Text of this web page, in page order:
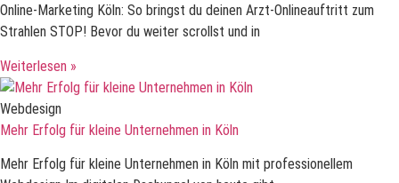
Online-Marketing Köln: So bringst du deinen Arzt-Onlineauftritt zum
Strahlen STOP! Bevor du weiter scrollst und in
Weiterlesen »
Webdesign
Mehr Erfolg für kleine Unternehmen in Köln
Mehr Erfolg für kleine Unternehmen in Köln mit professionellem